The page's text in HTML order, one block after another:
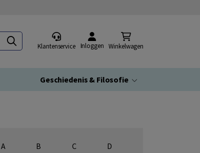
Klantenservice Inloggen Winkelwagen
Geschiedenis & Filosofie
A B C
D